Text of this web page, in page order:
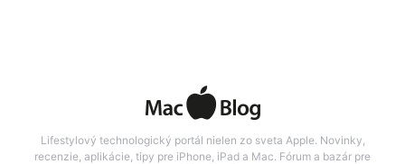
Lifestylový technologický portál nielen zo sveta Apple. Novinky,
recenzie, aplikácie, tipy pre iPhone, iPad a Mac. Fórum a bazár pre